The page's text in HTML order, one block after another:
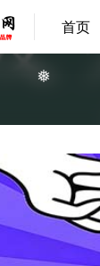
首页